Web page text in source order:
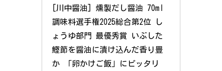
[川中醤油] 燻製だし醤油 70ml
調味料選手権2025総合第2位 し
ょうゆ部門 最優秀賞 いぶした
鰹節を醤油に漬け込んだ香り豊
か 「卵かけご飯」にピッタリ